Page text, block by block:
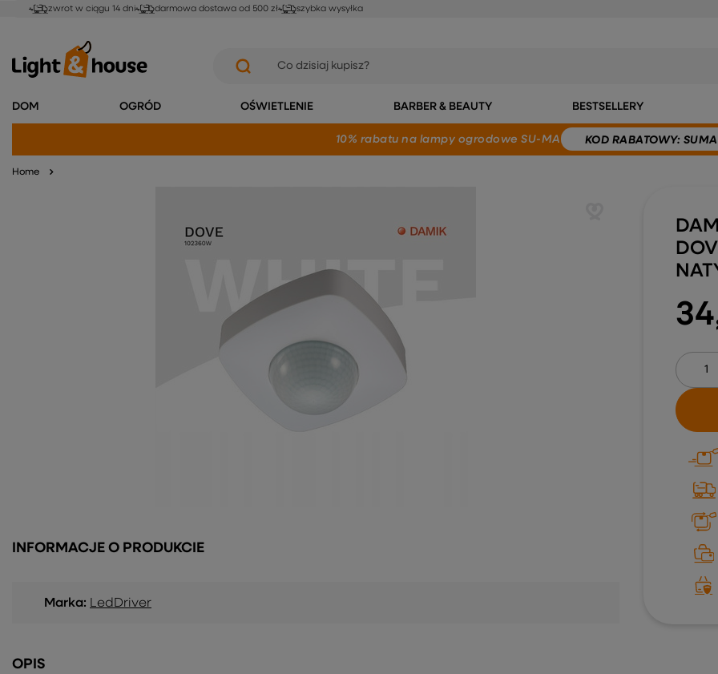
zwrot w ciągu 14 dni darmowa dostawa od 500 zł szybka wysyłka
DOM OGRÓD OŚWIETLENIE BARBER & BEAUTY BESTSELLERY
10% rabatu na lampy ogrodowe SU-MA KOD RABATOWY: SUMA
Home
INFORMACJE O PRODUKCIE
Marka: LedDriver
OPIS